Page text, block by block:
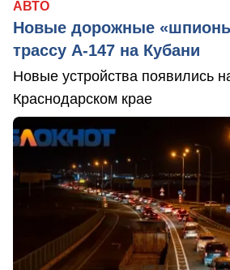
АВТО
Новые дорожные
трассу А-147 на Кубани
Новые устройства появились
Краснодарском крае